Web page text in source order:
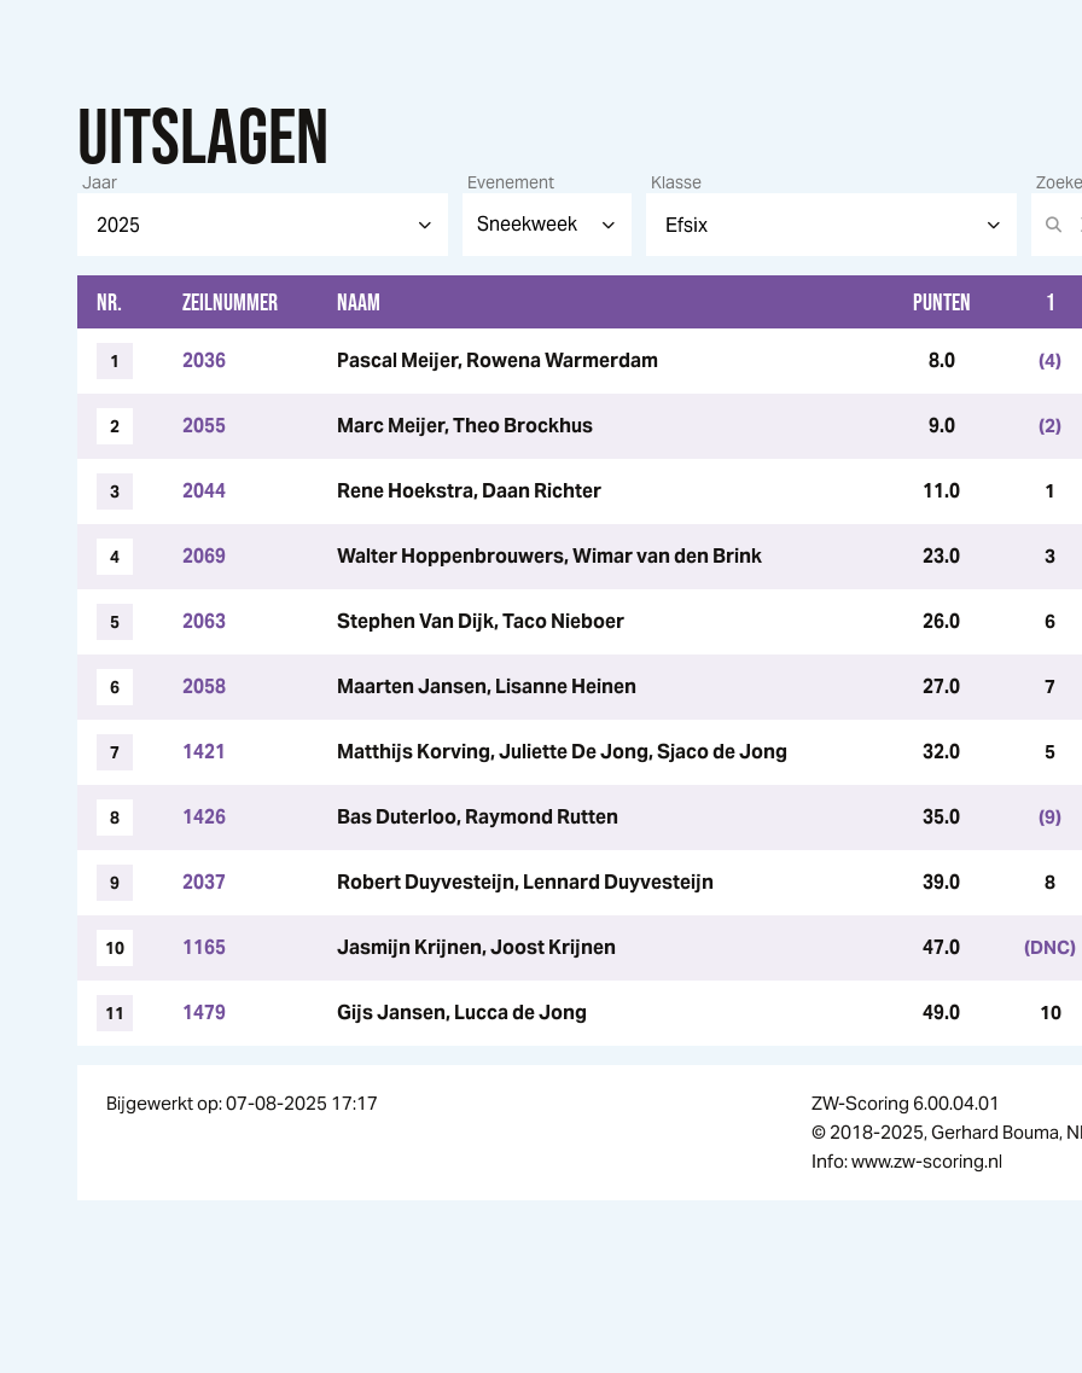
UITSLAGEN
Jaar Evenement Klasse
NR. ZEILNUMMER NAAM PUNTEN 1
1 2036 Pascal Meijer, Rowena Warmerdam 8.0 (4)
2 2055 Marc Meijer, Theo Brockhus 9.0 (2)
3 2044 Rene Hoekstra, Daan Richter 11.0 1
4 2069 Walter Hoppenbrouwers, Wimar van den Brink 23.0 3
5 2063 Stephen Van Dijk, Taco Nieboer 26.0 6
6 2058 Maarten Jansen, Lisanne Heinen 27.0 7
7 1421 Matthijs Korving, Juliette De Jong, Sjaco de Jong 32.0 5
8 1426 Bas Duterloo, Raymond Rutten 35.0 (9)
9 2037 Robert Duyvesteijn, Lennard Duyvesteijn 39.0 8
10 1165 Jasmijn Krijnen, Joost Krijnen 47.0 (DNC)
11 1479 Gijs Jansen, Lucca de Jong 49.0 10
Bijgewerkt op: 07-08-2025 17:17
ZW-Scoring 6.00.04.01
© 2018-2025, Gerhard Bouma,
Info: www.zw-scoring.nl